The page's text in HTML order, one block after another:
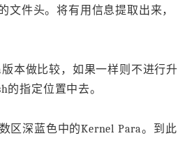
文件头。将有用信息提取出来，
本做比较，如果一样则不进行升
指定位置中去。
区深蓝色中的Kernel Para。到此